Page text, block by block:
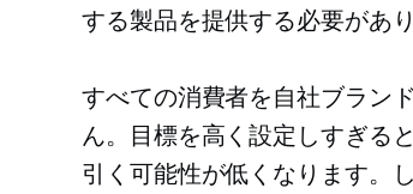
する製品を提供する必要があり
すべての消費者を自社ブラン
ん。目標を高く設定しすぎる
引く可能性が低くなります。